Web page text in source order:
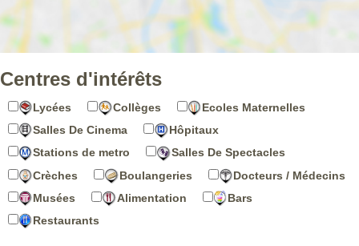
Centres d'intérêts
Lycées Collèges
Ecoles Maternelles
Salles De Cinema
Hôpitaux
Stations de metro
Salles De Spectacles
Crèches
Boulangeries
Docteurs / Médecins
Musées
Alimentation
Bars
Restaurants